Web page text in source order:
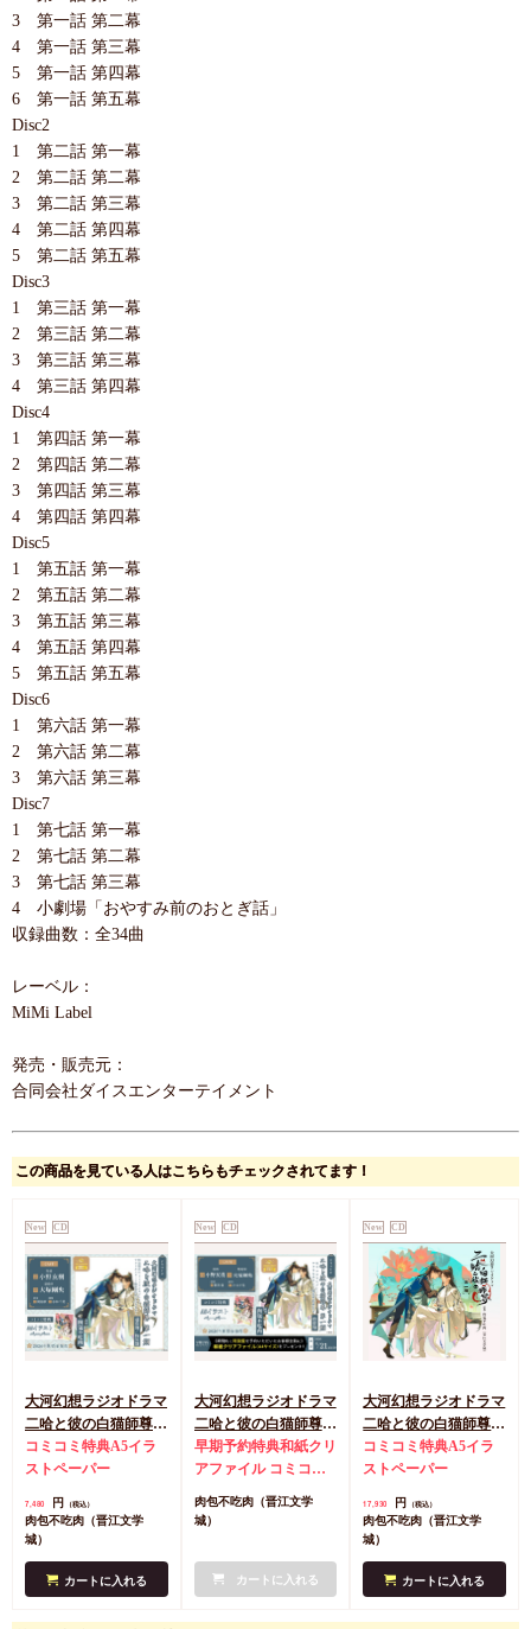
3 第一話 第二幕
4 第一話 第三幕
5 第一話 第四幕
6 第一話 第五幕
Disc2
1 第二話 第一幕
2 第二話 第二幕
3 第二話 第三幕
4 第二話 第四幕
5 第二話 第五幕
Disc3
1 第三話 第一幕
2 第三話 第二幕
3 第三話 第三幕
4 第三話 第四幕
Disc4
1 第四話 第一幕
2 第四話 第二幕
3 第四話 第三幕
4 第四話 第四幕
Disc5
1 第五話 第一幕
2 第五話 第二幕
3 第五話 第三幕
4 第五話 第四幕
5 第五話 第五幕
Disc6
1 第六話 第一幕
2 第六話 第二幕
3 第六話 第三幕
Disc7
1 第七話 第一幕
2 第七話 第二幕
3 第七話 第三幕
4 小劇場「おやすみ前のおとぎ話」
収録曲数：全34曲
レーベル：
MiMi Label
発売・販売元：
合同会社ダイスエンターテイメント
この商品を見ている人はこちらもチェックされてます！
New CD
大河幻想ラジオドラマ
二哈と彼の白猫師尊
第一期ドラマCD 通常
盤
コミコミ特典A5イラ
ストペーパー
7,480 円 （税込）
肉包不吃肉（晋江文学
城）
カートに入れる
New CD
大河幻想ラジオドラマ
二哈と彼の白猫師尊
第一期ドラマCD 特装
盤【2026年4月21日ま
で！早期予約特典締
切】
早期予約特典和紙クリ
アファイル コミコミ
特典A5イラストペー
パー
肉包不吃肉（晋江文学
城）
カートに入れる
New CD
大河幻想ラジオドラマ
二哈と彼の白猫師尊
第一期ドラマCD 特装
盤【早期予約特典対象
ら受付開始】
コミコミ特典A5イラ
ストペーパー
17,930 円 （税込）
肉包不吃肉（晋江文学
城）
カートに入れる